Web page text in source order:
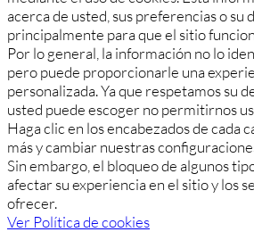
acerca de usted, sus preferencias o su
principalmente para que el sitio
Por lo general, la información no lo
pero puede proporcionarle una
personalizada. Ya que respetamos su
usted puede escoger no permitirnos
Haga clic en los encabezados de cada
más y cambiar nuestras
Sin embargo, el bloqueo de algunos
afectar su experiencia en el sitio y los
ofrecer.
Ver Política de cookies